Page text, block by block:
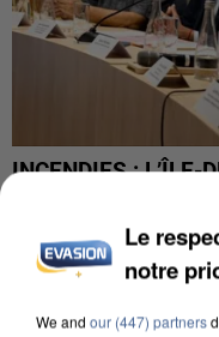
INCENDIES : L’ÎLE-
DE SOLIDARITÉ
Le
notre
We and our (447) partners